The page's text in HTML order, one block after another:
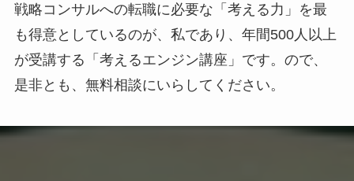
戦略コンサルへの転職に必要な「考える力」を最
も得意としているのが、私であり、年間500人以上
が受講する「考えるエンジン講座」です。ので、
是非とも、無料相談にいらしてください。